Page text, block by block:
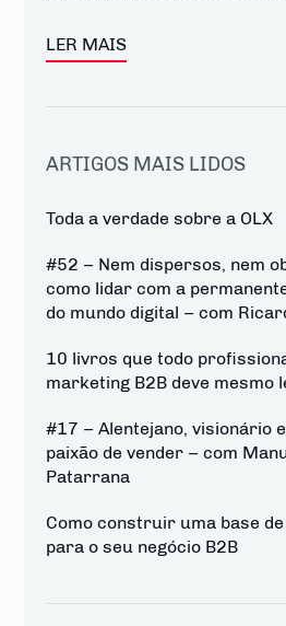
LER MAIS
ARTIGOS MAIS LIDOS
Toda a verdade sobre a OLX
#52 – Nem dispersos, nem
como lidar com a
do mundo digital – com
10 livros que todo
marketing B2B deve mesmo
#17 – Alentejano, visionário
paixão de vender – com
Patarrana
Como construir uma base de
para o seu negócio B2B